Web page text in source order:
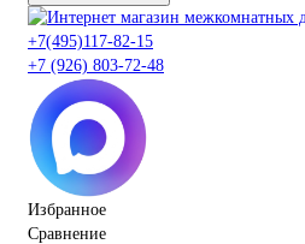
+7(495)117-82-15
+7 (926) 803-72-48
Избранное
Сравнение